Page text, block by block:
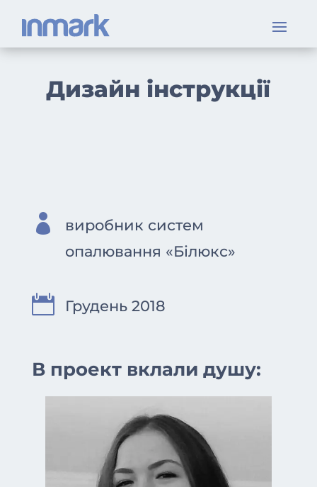
Дизайн інструкції

виробник систем
опалювання «Білюкс»
 Грудень 2018
В проект вклали душу: